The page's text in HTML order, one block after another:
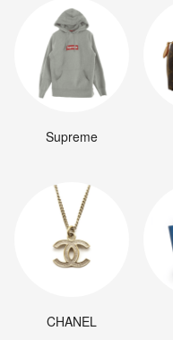
Supreme
CHANEL